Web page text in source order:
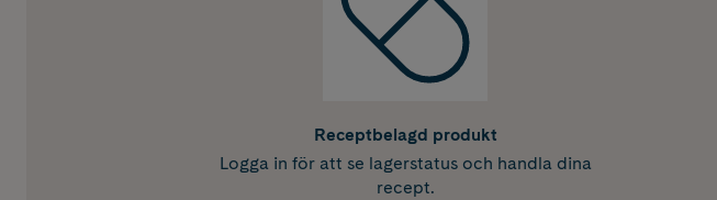
Receptbelagd produkt
Logga in för att se lagerstatus och handla dina
recept.